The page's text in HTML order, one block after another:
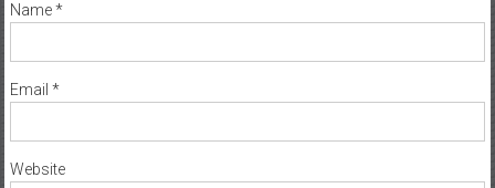
Name*
Email *
Website